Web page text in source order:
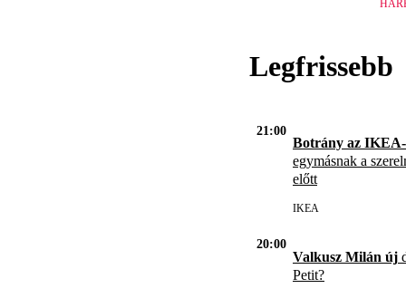
Legfrissebb
21:00
Botrány az
egymásnak a
előtt
IKEA
20:00
Valkusz Milán új
Petit?